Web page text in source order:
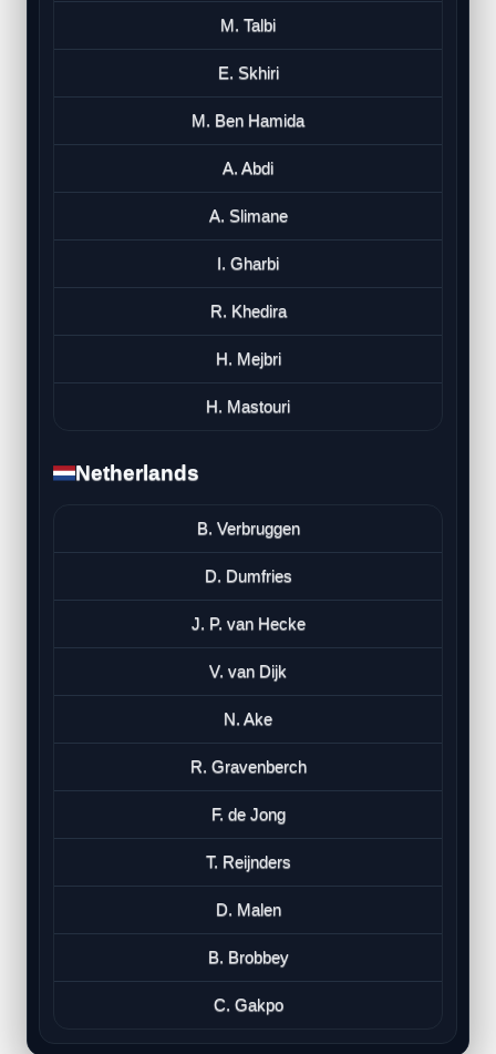
M. Talbi
E. Skhiri
M. Ben Hamida
A. Abdi
A. Slimane
I. Gharbi
R. Khedira
H. Mejbri
H. Mastouri
Netherlands
B. Verbruggen
D. Dumfries
J. P. van Hecke
V. van Dijk
N. Ake
R. Gravenberch
F. de Jong
T. Reijnders
D. Malen
B. Brobbey
C. Gakpo